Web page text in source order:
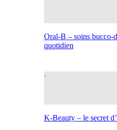
Oral-B – soins bucco-
quotidien
K-Beauty – le secret